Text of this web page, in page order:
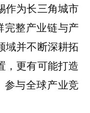
作为长三角城市
完整产业链与产
域并不断深耕拓
，更有可能打造
参与全球产业竞